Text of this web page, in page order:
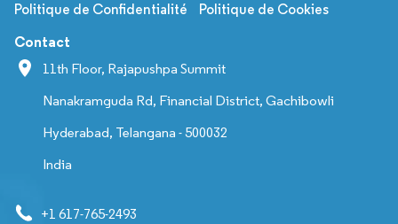
Politique de Confidentialité Politique de Cookies
Contact
11th Floor, Rajapushpa Summit
Nanakramguda Rd, Financial District, Gachibowli
Hyderabad, Telangana - 500032
India
+1 617-765-2493